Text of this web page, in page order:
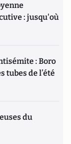
: jusqu'où
: Boro
tubes de l’été
du